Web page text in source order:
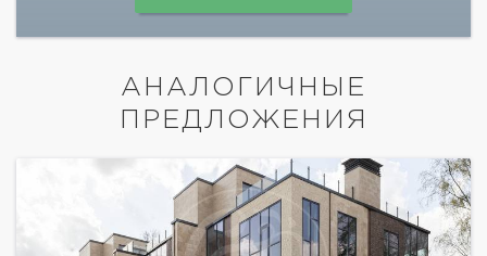
АНАЛОГИЧНЫЕ
ПРЕДЛОЖЕНИЯ